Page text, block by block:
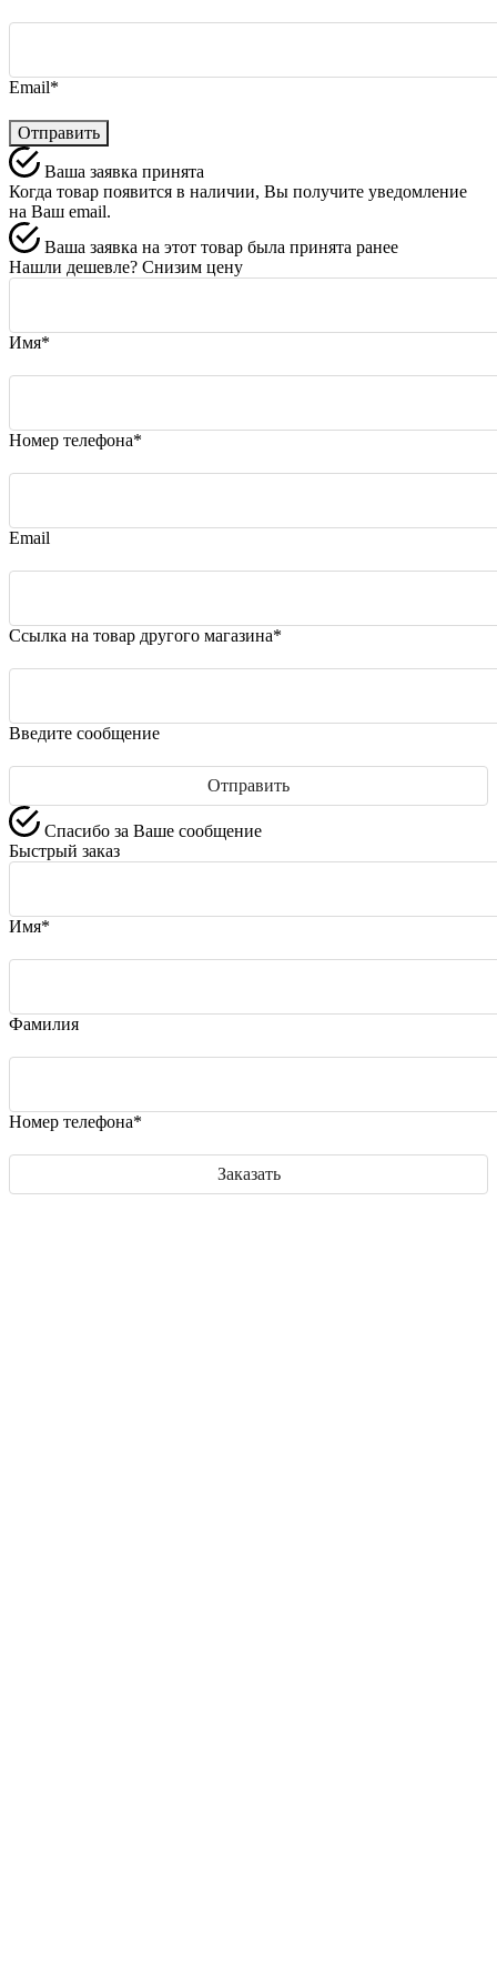
Email*
Отправить
Ваша заявка принята
Когда товар появится в наличии, Вы получите уведомление
на Ваш email.
Ваша заявка на этот товар была принята ранее
Нашли дешевле? Снизим цену
Имя*
Номер телефона*
Email
Ссылка на товар другого магазина*
Введите сообщение
Спасибо за Ваше сообщение
Быстрый заказ
Имя*
Фамилия
Номер телефона*